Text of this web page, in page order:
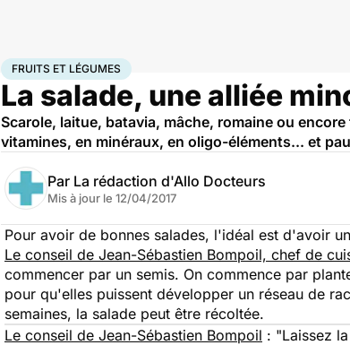
AccueilSanté Fruits et légumes
FRUITS ET LÉGUMES
La salade, une alliée
Scarole, laitue, batavia, mâche, romaine ou
vitamines, en minéraux, en oligo-éléments... et
Par La rédaction d'Allo Docteurs
Mis à jour le 12/04/2017
Pour avoir de bonnes salades, l'idéal est d'avoir
Le conseil de Jean-Sébastien Bompoil, chef de
commencer par un semis. On commence par
pour qu'elles puissent développer un réseau de
semaines, la salade peut être récoltée.
Le conseil de Jean-Sébastien Bompoil : "Laissez